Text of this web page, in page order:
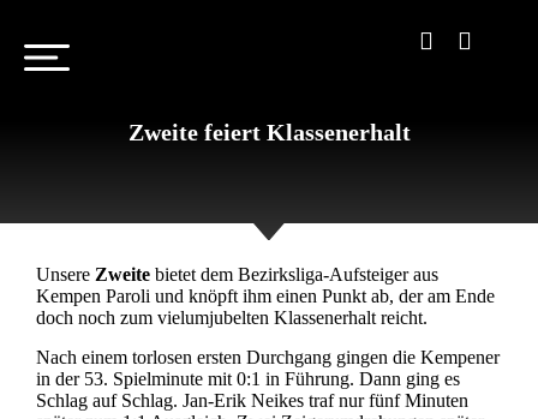
Zweite feiert Klassenerhalt
Unsere Zweite bietet dem Bezirksliga-Aufsteiger aus
Kempen Paroli und knöpft ihm einen Punkt ab, der am Ende
doch noch zum vielumjubelten Klassenerhalt reicht.
Nach einem torlosen ersten Durchgang gingen die Kempener
in der 53. Spielminute mit 0:1 in Führung. Dann ging es
Schlag auf Schlag. Jan-Erik Neikes traf nur fünf Minuten